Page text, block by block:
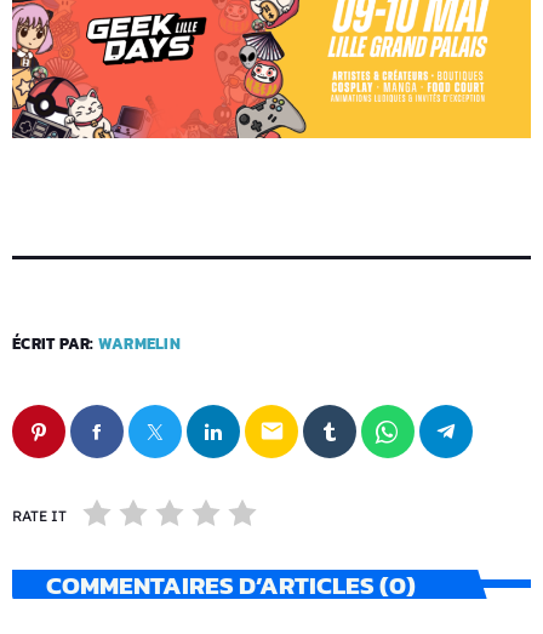
ÉCRIT PAR: WARMELIN
email
RATE IT
COMMENTAIRES D’ARTICLES (0)